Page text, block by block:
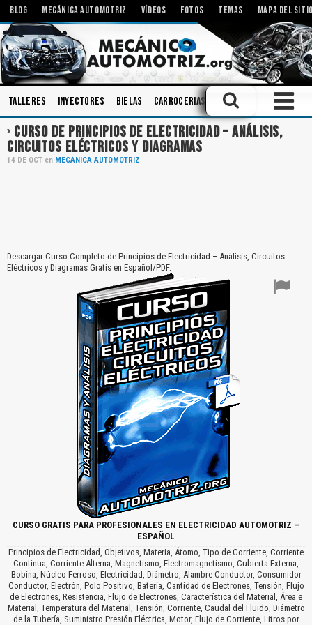
BLOG MECÁNICA AUTOMOTRIZ VÍDEOS FOTOS TEMAS MAPA DEL
Talleres Inyectores Bielas Carrocerias Componentes
CURSO DE PRINCIPIOS DE ELECTRICIDAD – ANÁLISIS,
CIRCUITOS ELÉCTRICOS Y DIAGRAMAS
14 DE OCT en MECÁNICA AUTOMOTRIZ
Descargar Curso Completo de Principios de Electricidad – Análisis, Circuitos
Eléctricos y Diagramas Gratis en Español/PDF.
CURSO GRATIS PARA PROFESIONALES EN ELECTRICIDAD AUTOMOTRIZ –
ESPAÑOL
Principios de Electricidad, Objetivos, Materia, Átomo, Tipo de Corriente, Corriente
Continua, Corriente Alterna, Magnetismo, Electromagnetismo, Cubierta Externa,
Bobina, Núcleo Ferroso, Electricidad, Diámetro, Alambre Conductor, Consumidor
Conductor, Electrón, Polo Positivo, Batería, Cantidad de Electrones, Tensión, Flujo
de Electrones, Resistencia, Flujo de Electrones, Característica del Material, Área e
Material, Temperatura del Material, Tensión, Corriente, Caudal del Fluido, Diámetro
de la Tubería, Suministro Presión Eléctrica, Motor, Flujo de Corriente, Litros por